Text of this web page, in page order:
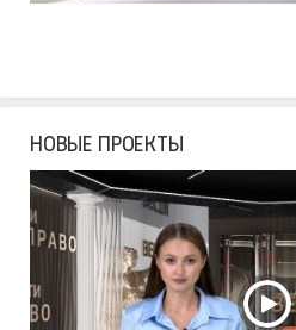
НОВЫЕ ПРОЕКТЫ